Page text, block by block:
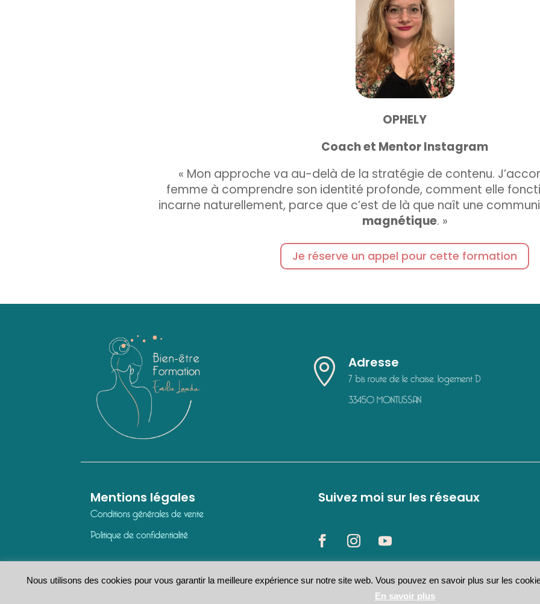
OPHELY
Coach et Mentor Instagram
« Mon approche va au-delà de la stratégie de contenu.
femme à comprendre son identité profonde, comment elle
incarne naturellement, parce que c’est de là que naît une
magnétique. »
Je réserve un appel pour cette formation
 Adresse
7 bis route de le chaise, logement D
33450 MONTUSSAN
Mentions légales
Conditions générales de vente
Politique de confidentialité
Suivez moi sur les réseaux
© Emilie LANDA -Bien-être Formation – Tous droits réservés Numéro d’activité : 75331154633
Nous utilisons des cookies pour vous garantir la meilleure expérience sur notre site web. Vous pouvez en savoir plus sur les
En savoir plus